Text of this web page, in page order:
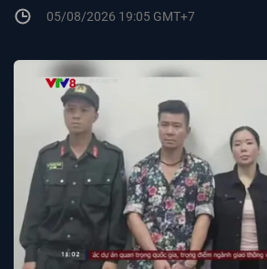
05/08/2026 19:05 GMT+7